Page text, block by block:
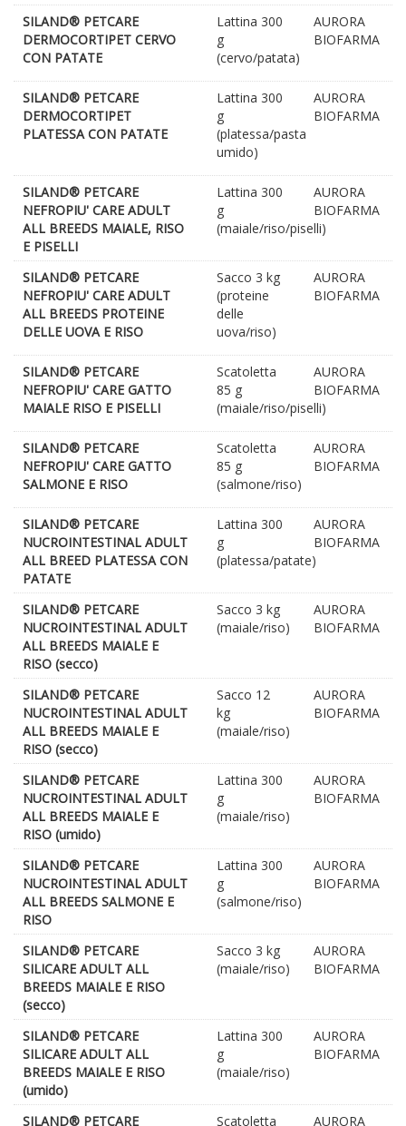
SILAND® PETCARE
DERMOCORTIPET CERVO
CON PATATE
Lattina 300
g
(cervo/patata)
AURORA
BIOFARMA
SILAND® PETCARE
DERMOCORTIPET
PLATESSA CON PATATE
Lattina 300
g
(platessa/pasta
umido)
AURORA
BIOFARMA
SILAND® PETCARE
NEFROPIU' CARE ADULT
ALL BREEDS MAIALE, RISO
E PISELLI
Lattina 300
g
(maiale/riso/piselli)
AURORA
BIOFARMA
SILAND® PETCARE
NEFROPIU' CARE ADULT
ALL BREEDS PROTEINE
DELLE UOVA E RISO
Sacco 3 kg
(proteine
delle
uova/riso)
AURORA
BIOFARMA
SILAND® PETCARE
NEFROPIU' CARE GATTO
MAIALE RISO E PISELLI
Scatoletta
85 g
(maiale/riso/piselli)
AURORA
BIOFARMA
SILAND® PETCARE
NEFROPIU' CARE GATTO
SALMONE E RISO
Scatoletta
85 g
(salmone/riso)
AURORA
BIOFARMA
SILAND® PETCARE
NUCROINTESTINAL ADULT
ALL BREED PLATESSA CON
PATATE
Lattina 300
g
(platessa/patate)
AURORA
BIOFARMA
SILAND® PETCARE
NUCROINTESTINAL ADULT
ALL BREEDS MAIALE E
RISO (secco)
Sacco 3 kg
(maiale/riso)
AURORA
BIOFARMA
SILAND® PETCARE
NUCROINTESTINAL ADULT
ALL BREEDS MAIALE E
RISO (secco)
Sacco 12
kg
(maiale/riso)
AURORA
BIOFARMA
SILAND® PETCARE
NUCROINTESTINAL ADULT
ALL BREEDS MAIALE E
RISO (umido)
Lattina 300
g
(maiale/riso)
AURORA
BIOFARMA
SILAND® PETCARE
NUCROINTESTINAL ADULT
ALL BREEDS SALMONE E
RISO
Lattina 300
g
(salmone/riso)
AURORA
BIOFARMA
SILAND® PETCARE
SILICARE ADULT ALL
BREEDS MAIALE E RISO
(secco)
Sacco 3 kg
(maiale/riso)
AURORA
BIOFARMA
SILAND® PETCARE
SILICARE ADULT ALL
BREEDS MAIALE E RISO
(umido)
Lattina 300
g
(maiale/riso)
AURORA
BIOFARMA
SILAND® PETCARE Scatoletta AURORA